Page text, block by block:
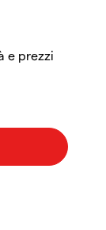
e prezzi